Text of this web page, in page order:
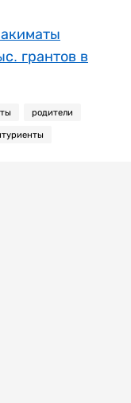
грантов в
родители